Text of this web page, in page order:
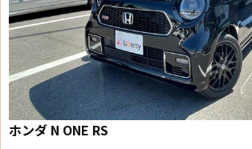
ホンダ N ONE RS